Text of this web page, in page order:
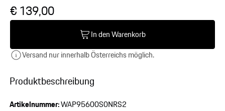
Produktbeschreibung
Artikelnummer:WAP95600S0NRS2
€ 139,00
In den Warenkorb
Versand nur innerhalb Österreichs möglich.